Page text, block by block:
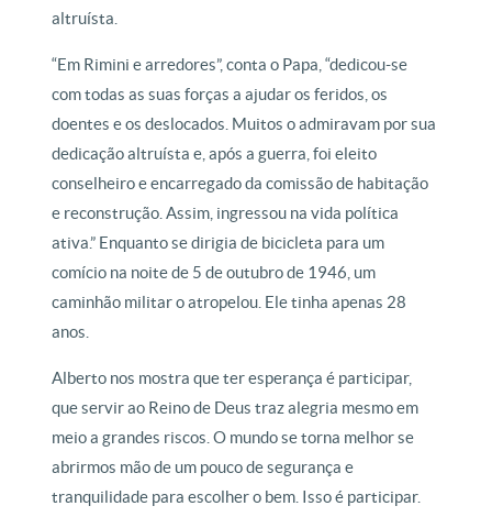
altruísta.
“Em Rimini e arredores”, conta o Papa, “dedicou-se
com todas as suas forças a ajudar os feridos, os
doentes e os deslocados. Muitos o admiravam por sua
dedicação altruísta e, após a guerra, foi eleito
conselheiro e encarregado da comissão de habitação
e reconstrução. Assim, ingressou na vida política
ativa.” Enquanto se dirigia de bicicleta para um
comício na noite de 5 de outubro de 1946, um
caminhão militar o atropelou. Ele tinha apenas 28
anos.
Alberto nos mostra que ter esperança é participar,
que servir ao Reino de Deus traz alegria mesmo em
meio a grandes riscos. O mundo se torna melhor se
abrirmos mão de um pouco de segurança e
tranquilidade para escolher o bem. Isso é participar.